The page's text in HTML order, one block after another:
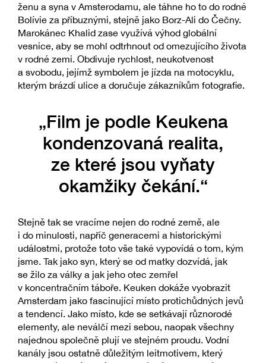
ženu a syna v Amsterodamu, ale táhne ho to do rodné
Bolívie za příbuznými, stejně jako Borz-Ali do Čečny.
Marokánec Khalid zase využívá výhod globální
vesnice, aby se mohl odtrhnout od omezujícího života
v rodné zemi. Obdivuje rychlost, neukotvenost
a svobodu, jejímž symbolem je jízda na motocyklu,
kterým brázdí ulice a doručuje zákazníkům fotografie.
„Film je podle Keukena
kondenzovaná realita,
ze které jsou vyňaty
okamžiky čekání.“
Stejně tak se vracíme nejen do rodné země, ale
i do minulosti, napříč generacemi a historickými
událostmi, protože toto vše také vypovídá o tom, kým
jsme. Tak jako syn, který se od matky dozvídá, jak
se žilo za války a jak jeho otec zemřel
v koncentračním táboře. Keuken dokáže vyobrazit
Amsterdam jako fascinující místo protichůdných jevů
a tendencí. Jako místo, kde se setkávají různorodé
elementy, ale neválčí mezi sebou, naopak všechny
najednou společně plují ve stejném proudu. Vodní
kanály jsou ostatně důležitým leitmotivem, který